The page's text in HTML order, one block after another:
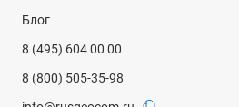
Блог
8 (495) 604 00 00
8 (800) 505-35-98